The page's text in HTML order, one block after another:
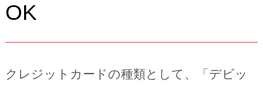
OK
クレジットカードの種類として、「デビッ